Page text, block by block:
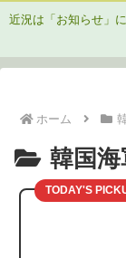
近況は「お知らせ」
ホーム
韓国海
TODAY'S